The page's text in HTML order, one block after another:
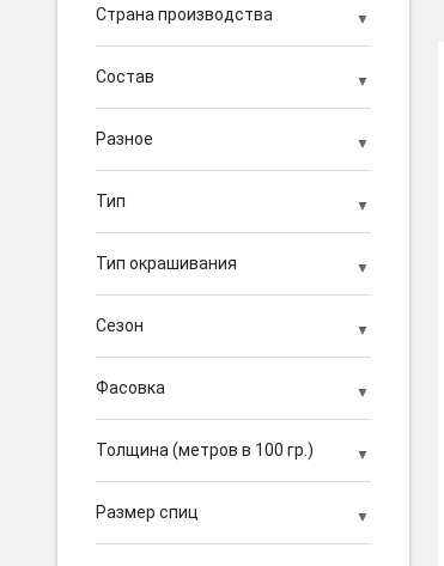
Страна производства
Состав
Разное
Тип
Тип окрашивания
Сезон
Фасовка
Толщина (метров в 100 гр.)
Размер спиц